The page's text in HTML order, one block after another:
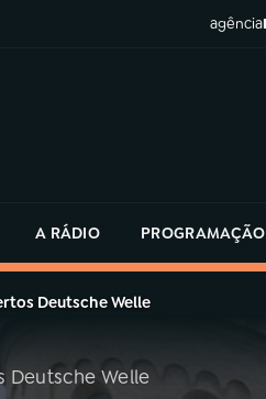
agência
A RÁDIO PROGRAMAÇÃO
Deutsche Welle
Deutsche Welle